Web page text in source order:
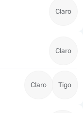
Claro
Claro
Claro Tigo